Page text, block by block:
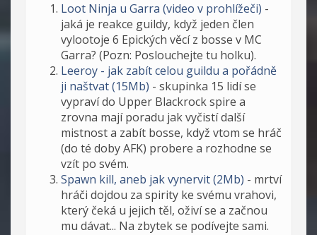
Loot Ninja u Garra (video v prohlížeči) -
jaká je reakce guildy, když jeden člen
vylootoje 6 Epických věcí z bosse v MC
Garra? (Pozn: Poslouchejte tu holku).
Leeroy - jak zabít celou guildu a pořádně
ji naštvat (15Mb) - skupinka 15 lidí se
vypraví do Upper Blackrock spire a
zrovna mají poradu jak vyčistí další
mistnost a zabít bosse, když vtom se hráč
(do té doby AFK) probere a rozhodne se
vzít po svém.
Spawn kill, aneb jak vynervit (2Mb) - mrtví
hráči dojdou za spirity ke svému vrahovi,
který čeká u jejich těl, oživí se a začnou
mu dávat... Na zbytek se podívejte sami.